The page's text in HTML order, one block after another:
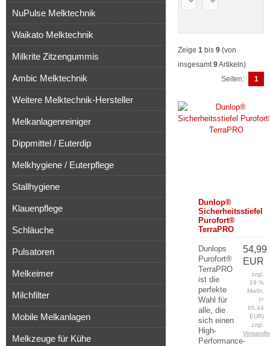
Zeige 1 bis 9 (von
insgesamt9Artikeln)
Seiten:
1
Dunlop®
Sicherheitsstiefel
Purofort®
TerraPRO
Dunlops
Purofort®
TerraPRO
ist die
perfekte
Wahl für
alle, die
sich einen
High-
Performance-
54,99
EUR
zzgl.
19 %
MwSt.
(=
65,44
EUR)
zzgl.
NuPulse Melktechnik
Waikato Melktechnik
Milkrite Zitzengummis
Ambic Melktechnik
Weitere Melktechnik-Hersteller
Melkanlagenreiniger
Dippmittel / Euterdip
Melkhygiene / Euterpflege
Stallhygiene
Klauenpflege
Schläuche
Pulsatoren
Melkeimer
Milchfilter
Mobile Melkanlagen
Melkzeuge für Kühe